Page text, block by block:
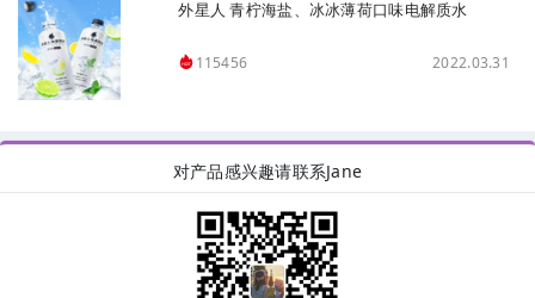
外星人 青柠海盐、冰冰薄荷口味电解质水
115456 2022.03.31
对产品感兴趣请联系Jane